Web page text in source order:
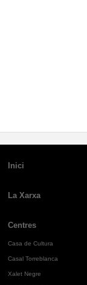
Inici
La Xarxa
Centres
Casa de Cultura
Casal Torreblanca
Xalet Negre